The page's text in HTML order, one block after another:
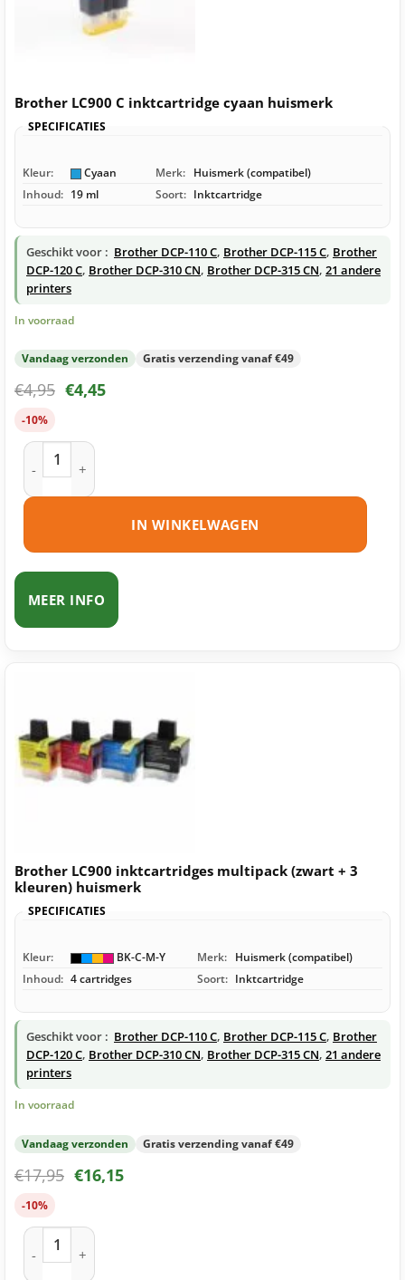
Brother LC900 C inktcartridge cyaan huismerk
SPECIFICATIES
Kleur: Cyaan Merk: Huismerk (compatibel)
Inhoud: 19 ml Soort: Inktcartridge
Geschikt voor : Brother DCP-110 C, Brother DCP-115 C, Brother
DCP-120 C, Brother DCP-310 CN, Brother DCP-315 CN, 21 andere
printers
In voorraad
Vandaag verzonden Gratis verzending vanaf €49
€4,95 €4,45
-10%
Brother LC900 C inktcartridge cyaan huismerk aantal
IN WINKELWAGEN
MEER INFO
Brother LC900 inktcartridges multipack (zwart + 3
kleuren) huismerk
SPECIFICATIES
Kleur: BK-C-M-Y Merk: Huismerk (compatibel)
Inhoud: 4 cartridges Soort: Inktcartridge
Geschikt voor : Brother DCP-110 C, Brother DCP-115 C, Brother
DCP-120 C, Brother DCP-310 CN, Brother DCP-315 CN, 21 andere
printers
In voorraad
Vandaag verzonden Gratis verzending vanaf €49
€17,95 €16,15
-10%
Brother LC900 inktcartridges multipack (zwart + 3 kleuren)